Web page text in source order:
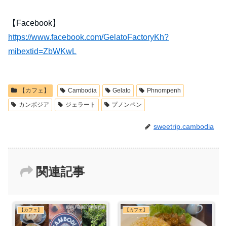
【Facebook】
https://www.facebook.com/GelatoFactoryKh?
mibextid=ZbWKwL
【カフェ】 Cambodia Gelato
Phnompenh
カンボジア
ジェラート プノンペン
sweetrip.cambodia
関連記事
【カフェ】 【カフェ】